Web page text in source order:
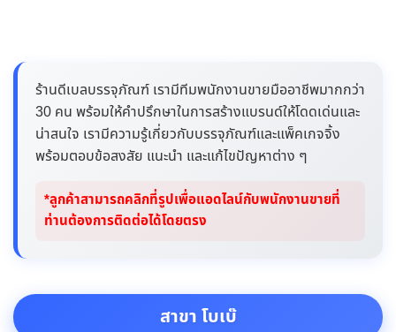
ร้านดีเบลบรรจุภัณฑ์ เรามีทีมพนักงานขายมืออาชีพมากกว่า
30 คน พร้อมให้คำปรึกษาในการสร้างแบรนด์ให้โดดเด่นและ
น่าสนใจ เรามีความรู้เกี่ยวกับบรรจุภัณฑ์และแพ็คเกจจิ้ง
พร้อมตอบข้อสงสัย แนะนำ และแก้ไขปัญหาต่าง ๆ
*ลูกค้าสามารถคลิกที่รูปเพื่อแอดไลน์กับพนักงานขายที่
ท่านต้องการติดต่อได้โดยตรง
สาขา โบเบ๊